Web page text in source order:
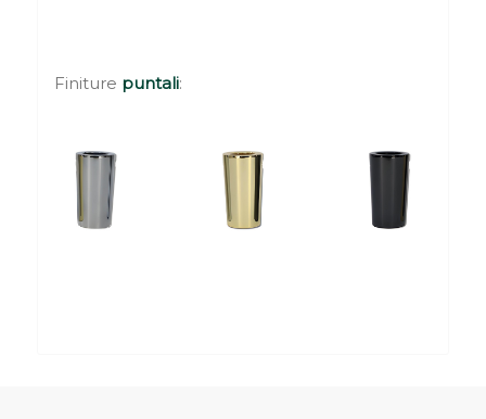
Finiture puntali: